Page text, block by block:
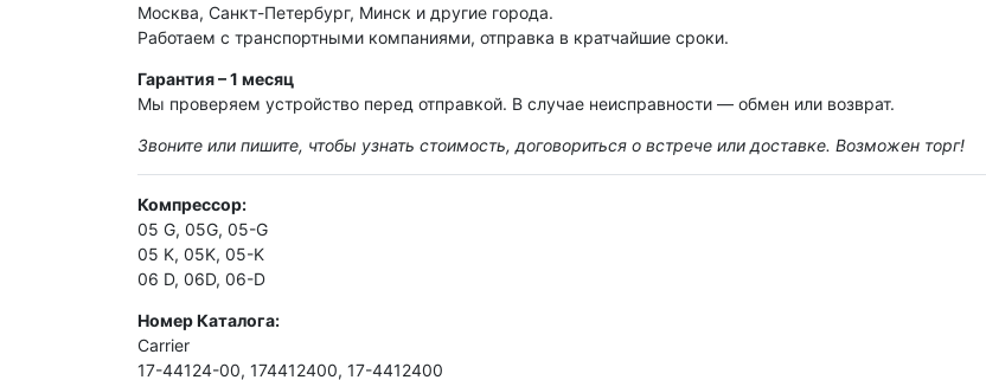
Москва, Санкт-Петербург, Минск и другие города.
Работаем с транспортными компаниями, отправка в кратчайшие сроки.
Гарантия – 1 месяц
Мы проверяем устройство перед отправкой. В случае неисправности — обмен или возврат.
Звоните или пишите, чтобы узнать стоимость, договориться о встрече или доставке. Возможен торг!
Компрессор:
05 G, 05G, 05-G
05 K, 05K, 05-K
06 D, 06D, 06-D
Номер Каталога:
Carrier
17-44124-00, 174412400, 17-4412400